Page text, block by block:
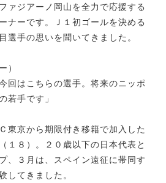
ァジアーノ岡山を全力で応援する
ナーです。Ｊ１初ゴールを決める
選手の思いを聞いてきました。
）
回はこちらの選手。将来のニッポ
若手です」
東京から期限付き移籍で加入した
１８）。２０歳以下の日本代表と
、３月は、スペイン遠征に帯同す
してきました。